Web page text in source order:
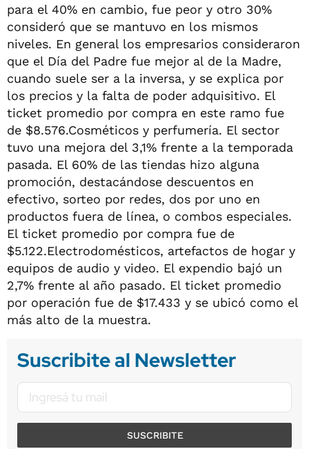
para el 40% en cambio, fue peor y otro 30%
consideró que se mantuvo en los mismos
niveles. En general los empresarios consideraron
que el Día del Padre fue mejor al de la Madre,
cuando suele ser a la inversa, y se explica por
los precios y la falta de poder adquisitivo. El
ticket promedio por compra en este ramo fue
de $8.576.Cosméticos y perfumería. El sector
tuvo una mejora del 3,1% frente a la temporada
pasada. El 60% de las tiendas hizo alguna
promoción, destacándose descuentos en
efectivo, sorteo por redes, dos por uno en
productos fuera de línea, o combos especiales.
El ticket promedio por compra fue de
$5.122.Electrodomésticos, artefactos de hogar y
equipos de audio y video. El expendio bajó un
2,7% frente al año pasado. El ticket promedio
por operación fue de $17.433 y se ubicó como el
más alto de la muestra.
Suscribite al Newsletter
SUSCRIBITE